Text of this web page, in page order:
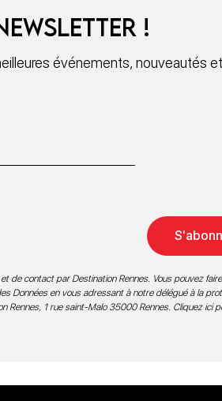
!
événements, nouveautés
de contact par Destination Rennes. Vous pouvez
Données en vous adressant à notre délégué à la
Rennes, 1 rue saint-Malo 35000 Rennes. Cliquez ici